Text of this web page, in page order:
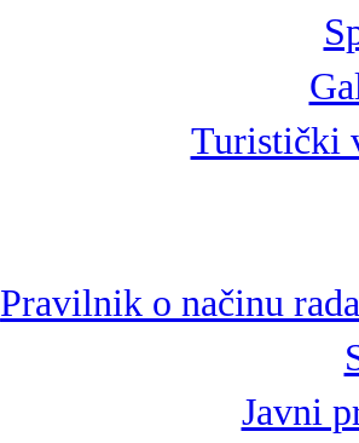
Turistički
Pravilnik o načinu
Javni